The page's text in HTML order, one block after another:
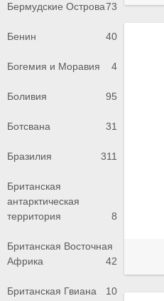
Бермудские Острова73
Бенин 40
Богемия и Моравия 4
Боливия 95
Ботсвана 31
Бразилия 311
Британская
антарктическая
территория
8
Британская Восточная
Африка
42
Британская Гвиана 10